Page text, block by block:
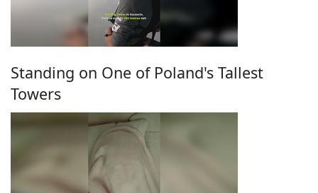
Standing on One of Poland's Tallest
Towers